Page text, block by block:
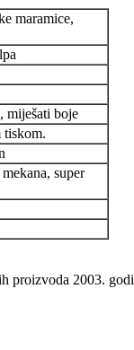
maramice,
miješati boje
tiskom.
super
proizvoda 2003.